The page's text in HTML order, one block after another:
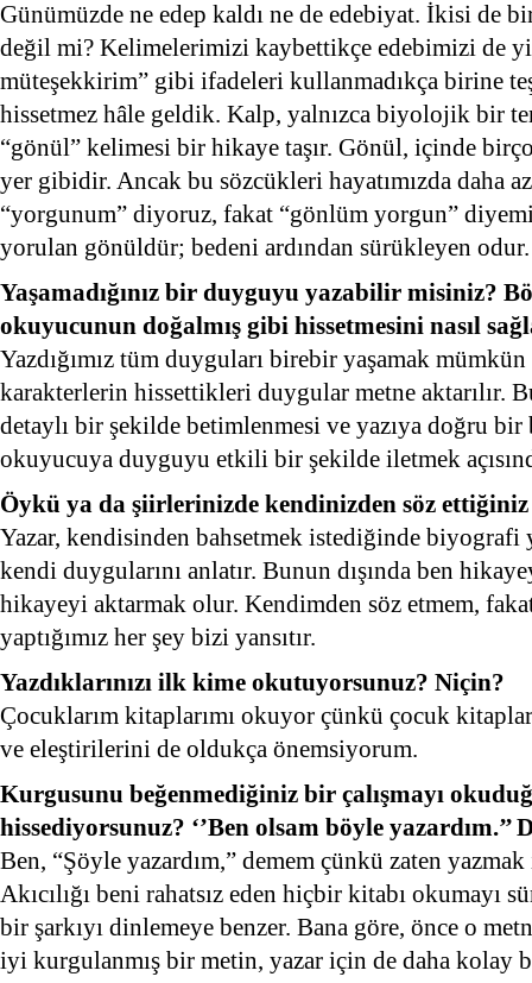
Günümüzde ne edep kaldı ne de edebiyat. İkisi de
değil mi? Kelimelerimizi kaybettikçe edebimizi de
müteşekkirim” gibi ifadeleri kullanmadıkça birine
hissetmez hâle geldik. Kalp, yalnızca biyolojik bir
“gönül” kelimesi bir hikaye taşır. Gönül, içinde
yer gibidir. Ancak bu sözcükleri hayatımızda daha
“yorgunum” diyoruz, fakat “gönlüm yorgun”
yorulan gönüldür; bedeni ardından sürükleyen odur.
Yaşamadığınız bir duyguyu yazabilir misiniz?
okuyucunun doğalmış gibi hissetmesini nasıl
Yazdığımız tüm duyguları birebir yaşamak
karakterlerin hissettikleri duygular metne aktarılır.
detaylı bir şekilde betimlenmesi ve yazıya doğru bir
okuyucuya duyguyu etkili bir şekilde iletmek
Öykü ya da şiirlerinizde kendinizden söz
Yazar, kendisinden bahsetmek istediğinde biyografi
kendi duygularını anlatır. Bunun dışında ben
hikayeyi aktarmak olur. Kendimden söz etmem, fakat
yaptığımız her şey bizi yansıtır.
Yazdıklarınızı ilk kime okutuyorsunuz? Niçin?
Çocuklarım kitaplarımı okuyor çünkü çocuk
ve eleştirilerini de oldukça önemsiyorum.
Kurgusunu beğenmediğiniz bir çalışmayı
hissediyorsunuz? ‘’Ben olsam böyle yazardım.’’
Ben, “Şöyle yazardım,” demem çünkü zaten
Akıcılığı beni rahatsız eden hiçbir kitabı okumayı
bir şarkıyı dinlemeye benzer. Bana göre, önce o
iyi kurgulanmış bir metin, yazar için de daha kolay